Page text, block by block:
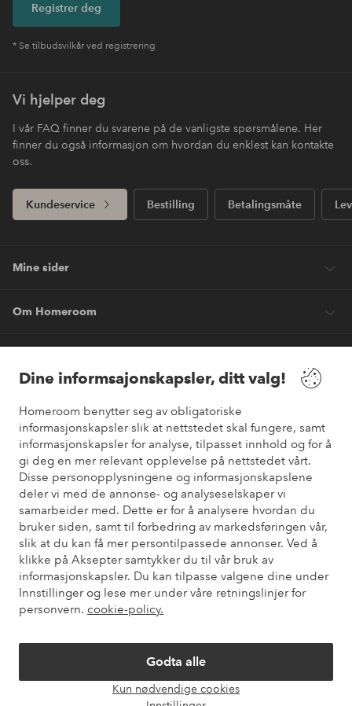
Dine informsajonskapsler, ditt valg!
Homeroom benytter seg av obligatoriske
informasjonskapsler slik at nettstedet skal fungere, samt
informasjonskapsler for analyse, tilpasset innhold og for å
gi deg en mer relevant opplevelse på nettstedet vårt.
Disse personopplysningene og informasjonskapslene
deler vi med de annonse- og analyseselskaper vi
samarbeider med. Dette er for å analysere hvordan du
bruker siden, samt til forbedring av markedsføringen vår,
slik at du kan få mer persontilpassede annonser. Ved å
klikke på Aksepter samtykker du til vår bruk av
informasjonskapsler. Du kan tilpasse valgene dine under
Innstillinger og lese mer under våre retningslinjer for
personvern. cookie-policy.
Godta alle
Kun nødvendige cookies
Registrer deg
* Se tilbudsvilkår ved registrering
Vi hjelper deg
I vår FAQ finner du svarene på de vanligste spørsmålene. Her
finner du også informasjon om hvordan du enklest kan kontakte
oss.
Kundeservice Bestilling Betalingsmåte
Mine sider
Om Homeroom
Venner
Sikre betalinger
Vil du vite mer om våre betalingsalternativer?
elpy